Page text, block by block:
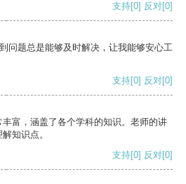
支持[0] 反对[0]
问题总是能够及时解决，让我能够安心工
支持[0] 反对[0]
富，涵盖了各个学科的知识。老师的讲
知识点。
支持[0] 反对[0]